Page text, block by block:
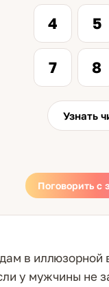
4 5
7 8
Узнать
Поговорить с
в иллюзорной
у мужчины